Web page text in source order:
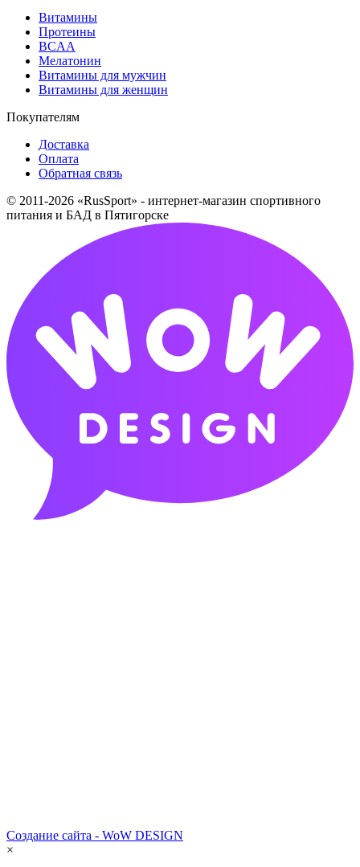
Витамины
Протеины
BCAA
Мелатонин
Витамины для мужчин
Витамины для женщин
Покупателям
Доставка
Оплата
Обратная связь
© 2011-2026 «RusSport» - интернет-магазин спортивного
питания и БАД в Пятигорске
Создание сайта - WoW DESIGN
×